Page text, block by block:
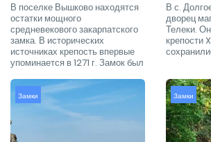
В поселке Вышково находятся
остатки мощного
средневекового закарпатского
замка. В исторических
источниках крепость впервые
упоминается в 1271 г. Замок был
В с.
дворец
Телеки.
крепости
Замки Замки